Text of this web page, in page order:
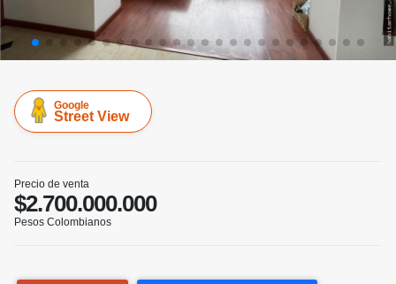
Google
Street View
Precio de venta
$2.700.000.000
Pesos Colombianos